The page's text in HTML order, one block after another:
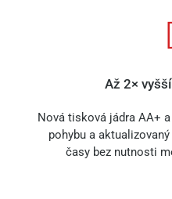
Až 2×
Nová tisková jádra AA+
pohybu a
časy bez nutnosti